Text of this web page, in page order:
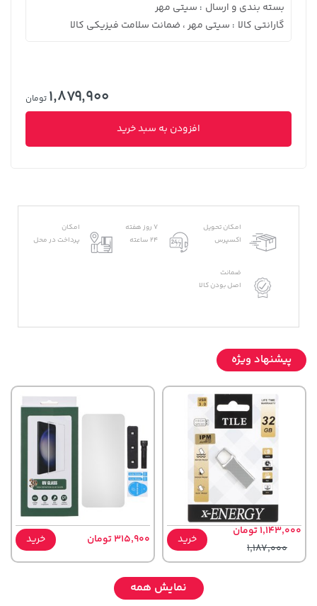
بسته بندی و ارسال : سیتی مهر
گارانتی کالا : سیتی مهر ، ضمانت سلامت فیزیکی کالا
1,879,900 تومان
افزودن به سبد خرید
امکان تحویل
اکسپرس
7 روز هفته
24 ساعته
امکان
پرداخت در محل
ضمانت
اصل بودن کالا
پیشنهاد ویژه
1,143,000 تومان
1,187,000
خرید 315,900 تومان خرید
نمایش همه